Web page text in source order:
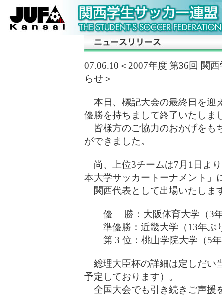
07.06.10＜2007年度 第36回 関
らせ＞
本日、標記大会の最終日を迎
優勝を持ちまして終了いたしま
皆様方のご協力のおかげをも
ができました。
尚、上位3チームは7月1日よ
本大学サッカートーナメント」
関西代表として出場いたしま
優 勝：大阪体育大学（3年
準優勝：近畿大学（13年ぶ
第 3 位：桃山学院大学（5年
総理大臣杯の詳細は定しだい
予定しております）。
全国大会でも引き続きご声援